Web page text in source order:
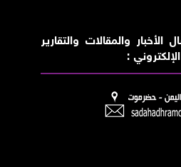
والمقالات والتقارير
: